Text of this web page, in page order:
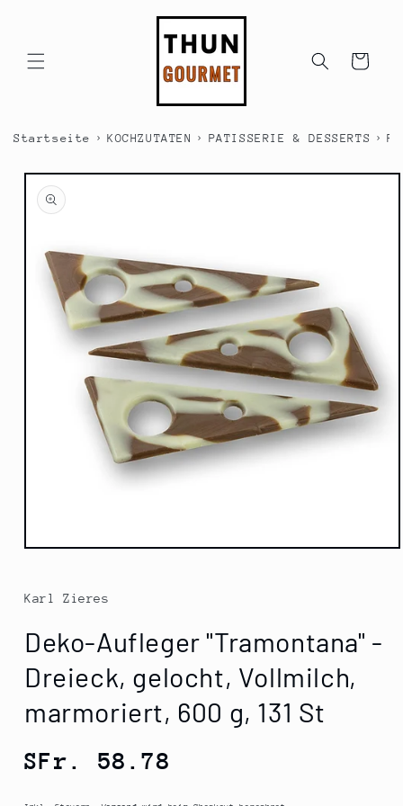
Warenkorb
Startseite › KOCHZUTATEN › PATISSERIE & DESSERTS ›
Medien
Modal
öffnen
Karl Zieres
Deko-Aufleger "Tramontana" -
Dreieck, gelocht, Vollmilch,
marmoriert, 600 g, 131 St
Normaler
SFr. 58.78